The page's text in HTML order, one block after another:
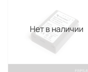
Нет в наличии